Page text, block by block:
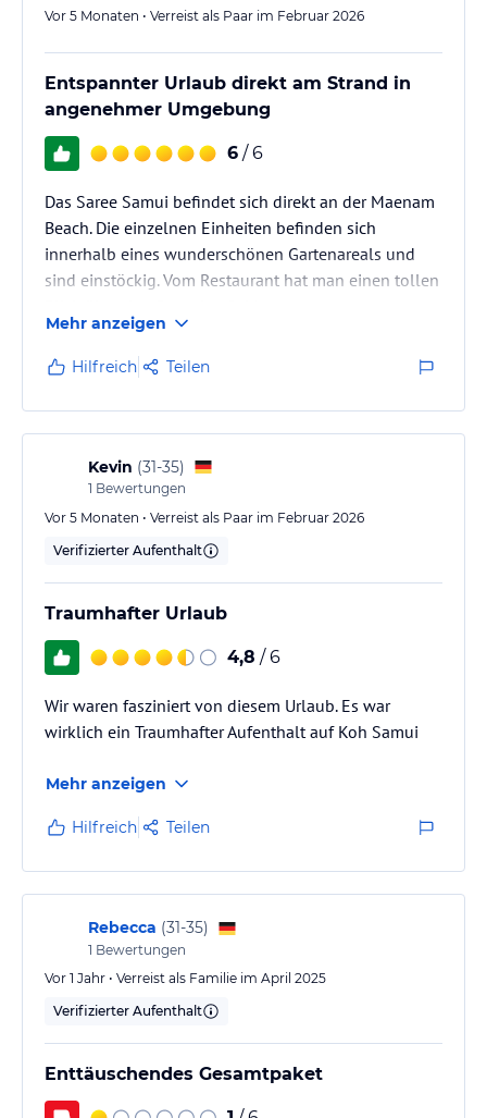
Vor 5 Monaten • Verreist als Paar im Februar 2026
Entspannter Urlaub direkt am Strand in
angenehmer Umgebung
6 / 6
Das Saree Samui befindet sich direkt an der Maenam
Beach. Die einzelnen Einheiten befinden sich
innerhalb eines wunderschönen Gartenareals und
sind einstöckig. Vom Restaurant hat man einen tollen
Mehr anzeigen
Hilfreich Teilen
Kevin (31-35)
1 Bewertungen
Vor 5 Monaten • Verreist als Paar im Februar 2026
Verifizierter Aufenthalt
Traumhafter Urlaub
4,8 / 6
Wir waren fasziniert von diesem Urlaub. Es war
wirklich ein Traumhafter Aufenthalt auf Koh Samui
Mehr anzeigen
Hilfreich Teilen
Rebecca (31-35)
1 Bewertungen
Vor 1 Jahr • Verreist als Familie im April 2025
Verifizierter Aufenthalt
Enttäuschendes Gesamtpaket